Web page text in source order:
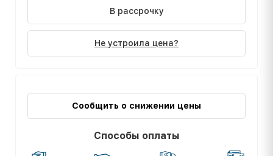
В рассрочку
Не устроила цена?
Сообщить о снижении цены
Способы оплаты